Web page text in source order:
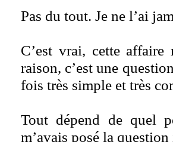
Pas du tout. Je ne l’ai
C’est vrai, cette
raison, c’est une
fois très simple et très
Tout dépend de quel
m’avais posé la